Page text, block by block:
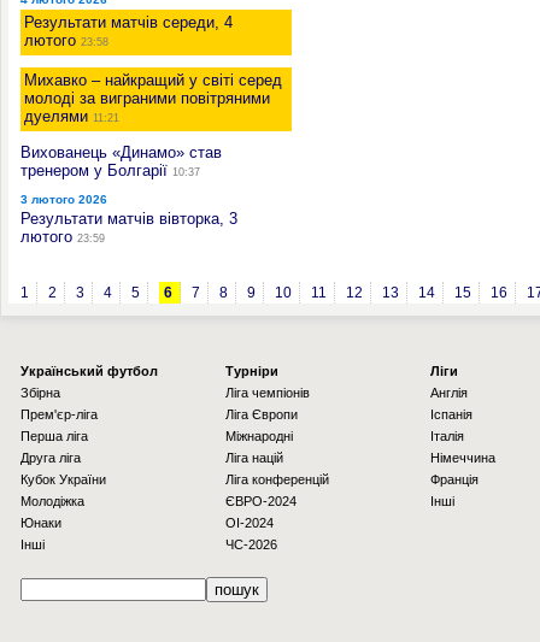
Результати матчів середи, 4
лютого 23:58
Михавко – найкращий у світі серед
молоді за виграними повітряними
дуелями 11:21
Вихованець «Динамо» став
тренером у Болгарії 10:37
3 лютого 2026
Результати матчів вівторка, 3
лютого 23:59
1 2 3 4 5 6 7 8 9 10 11 12 13 14 15 16
Українcький футбол
Збірна
Прем'єр-ліга
Перша ліга
Друга ліга
Кубок України
Молодіжка
Юнаки
Інші
Турніри
Ліга чемпіонів
Ліга Європи
Міжнародні
Ліга націй
Ліга конференцій
ЄВРО-2024
OI-2024
ЧС-2026
Ліги
Англія
Іспанія
Італія
Німеччина
Франція
Інші